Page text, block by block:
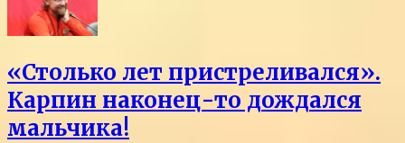
«Столько лет пристреливался».
Карпин наконец-то дождался
мальчика!